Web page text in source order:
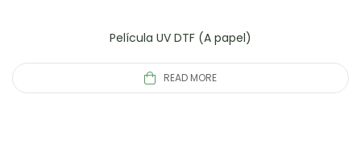
Película UV DTF (A papel)
READ MORE